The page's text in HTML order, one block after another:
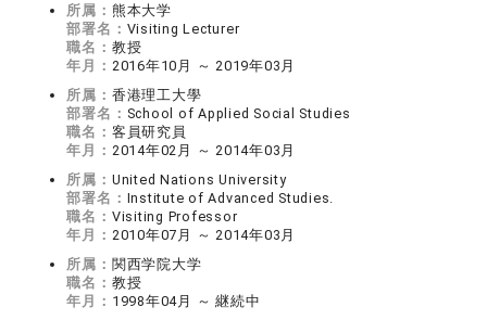
所属： ‎熊本大学
部署名： Visiting Lecturer
職名： 教授
年月： 2016年10月 ～ 2019年03月
所属： 香港理工大學
部署名： School of Applied Social Studies
職名： 客員研究員
年月： 2014年02月 ～ 2014年03月
所属： United Nations University
部署名： Institute of Advanced Studies.
職名： Visiting Professor
年月： 2010年07月 ～ 2014年03月
所属： 関西学院大学
職名： 教授
年月： 1998年04月 ～ 継続中